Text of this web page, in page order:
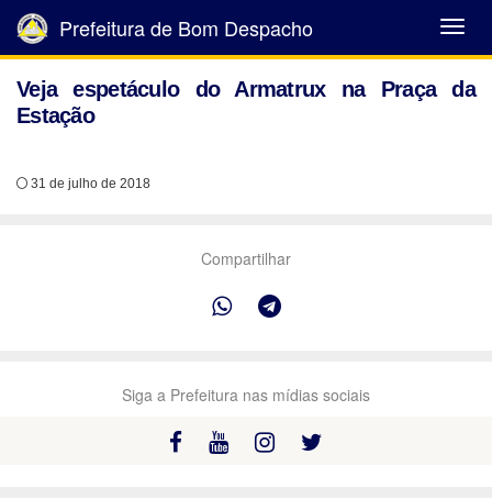
Abrir
Menu
Prefeitura de Bom Despacho
Veja espetáculo do Armatrux na Praça da
Estação
31 de julho de 2018
Compartilhar
Siga a Prefeitura nas mídias sociais